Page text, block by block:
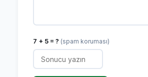
7 + 5 = ? (spam koruması)